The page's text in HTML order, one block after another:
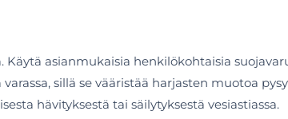
asianmukaisia henkilökohtaisia
sillä se vääristää harjasten muotoa
hävityksestä tai säilytyksestä vesiastiassa.